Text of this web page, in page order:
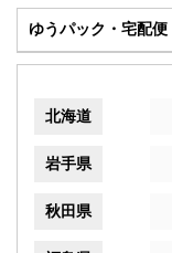
ゆうパック・宅配便
北海道
岩手県
秋田県